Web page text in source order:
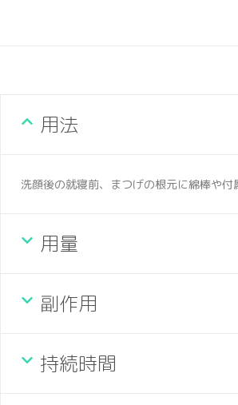
用法
洗顔後の就寝前、まつげの根元に綿棒や
用量
副作用
持続時間